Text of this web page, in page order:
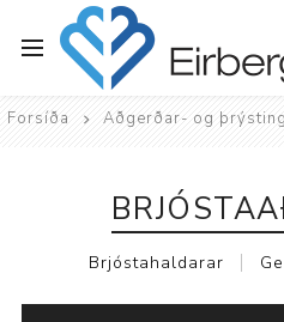
Forsíða Aðgerðar- og
Brjóstahaldarar